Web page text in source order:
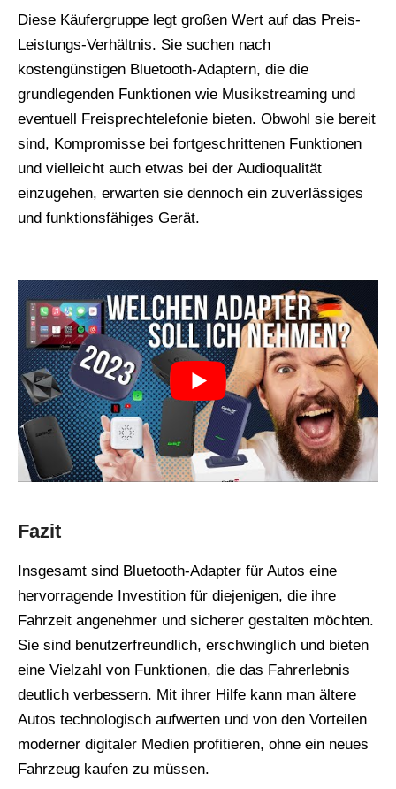
Diese Käufergruppe legt großen Wert auf das Preis-
Leistungs-Verhältnis. Sie suchen nach
kostengünstigen Bluetooth-Adaptern, die die
grundlegenden Funktionen wie Musikstreaming und
eventuell Freisprechtelefonie bieten. Obwohl sie bereit
sind, Kompromisse bei fortgeschrittenen Funktionen
und vielleicht auch etwas bei der Audioqualität
einzugehen, erwarten sie dennoch ein zuverlässiges
und funktionsfähiges Gerät.
Fazit
Insgesamt sind Bluetooth-Adapter für Autos eine
hervorragende Investition für diejenigen, die ihre
Fahrzeit angenehmer und sicherer gestalten möchten.
Sie sind benutzerfreundlich, erschwinglich und bieten
eine Vielzahl von Funktionen, die das Fahrerlebnis
deutlich verbessern. Mit ihrer Hilfe kann man ältere
Autos technologisch aufwerten und von den Vorteilen
moderner digitaler Medien profitieren, ohne ein neues
Fahrzeug kaufen zu müssen.